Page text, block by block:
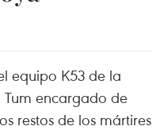
equipo K53 de la
encargado de
restos de los mártires